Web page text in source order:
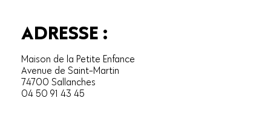
ADRESSE :
Maison de la Petite Enfance
Avenue de Saint-Martin
74700 Sallanches
04 50 91 43 45